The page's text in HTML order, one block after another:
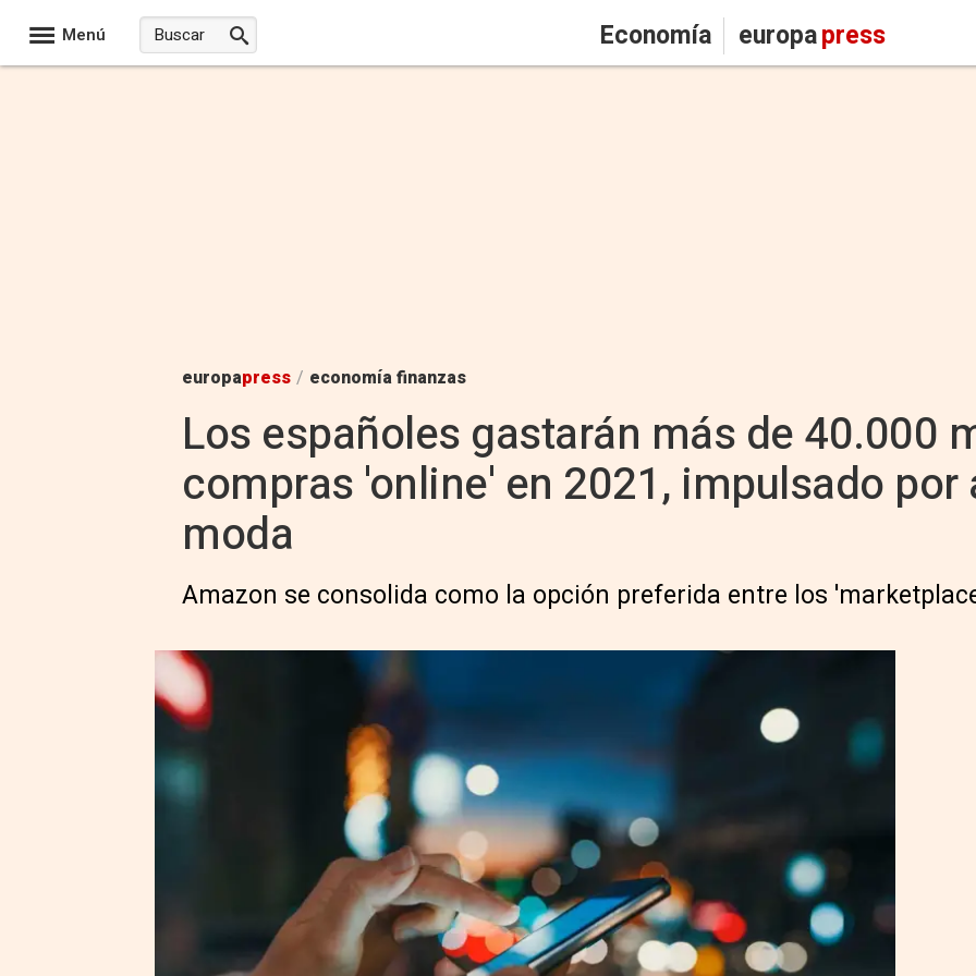
Menú Economía europapress
europapress / economía finanzas
Los españoles gastarán más de 40.000
compras 'online' en 2021, impulsado
moda
Amazon se consolida como la opción preferida entre los